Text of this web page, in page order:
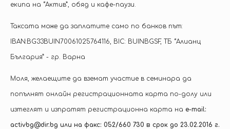
екипа на “Актив”, обяд и кафе-паузи.
Таксата може да заплатите само по банков път:
IBAN:BG33BUIN70061025764116, BIC: BUINBGSF, ТБ “Алианц
България” - гр. Варна
Моля, желаещите да вземат участие в семинара да
попълнят онлайн регистрационната карта по-долу или
изтеглят и изпратят регистрационна карта на e-mail:
activbg@dir.bg или на факс: 052/660 730 в срок до 23.02.2016 г.